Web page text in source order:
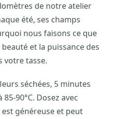
de notre atelier
été, ses champs
nous faisons ce que
et la puissance des
votre tasse.
séchées, 5 minutes
90°C. Dosez avec
généreuse et peut